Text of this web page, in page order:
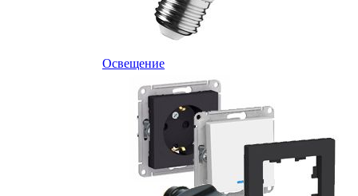
Освещение